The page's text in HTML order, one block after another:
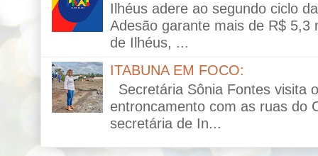
Ilhéus adere ao segundo ciclo
Adesão garante mais de R$ 5,3
de Ilhéus, ...
ITABUNA EM FOCO:
Secretária Sônia Fontes visita
entroncamento com as ruas do
secretária de In...